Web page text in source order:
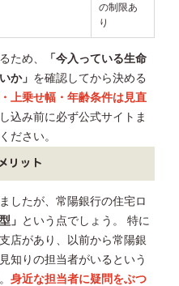
の制限あ
り
ため、
「今入っている生命
か」 を確認してから決める
上乗せ幅・年齢条件は見直
込み前に必ず公式サイトま
ださい。
リット
したが、常陽銀行の住宅ロ
」
という点でしょう。 特に
店があり、以前から常陽銀
知りの担当者がいるという
身近な担当者に疑問をぶつ